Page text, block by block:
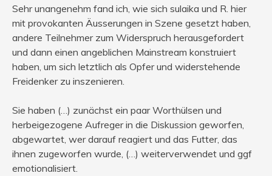
Sehr unangenehm fand ich, wie sich sulaika und R. hier
mit provokanten Äusserungen in Szene gesetzt haben,
andere Teilnehmer zum Widerspruch herausgefordert
und dann einen angeblichen Mainstream konstruiert
haben, um sich letztlich als Opfer und widerstehende
Freidenker zu inszenieren.
Sie haben (…) zunächst ein paar Worthülsen und
herbeigezogene Aufreger in die Diskussion geworfen,
abgewartet, wer darauf reagiert und das Futter, das
ihnen zugeworfen wurde, (…) weiterverwendet und ggf
emotionalisiert.